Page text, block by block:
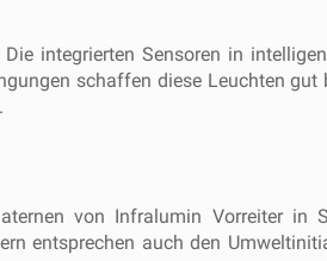
integrierten Sensoren in
schaffen diese Leuchten
von Infralumin Vorreiter in
entsprechen auch den